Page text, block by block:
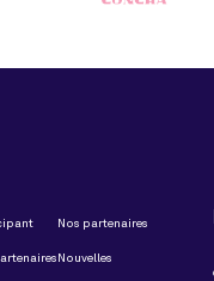
Nos partenaires
Nouvelles